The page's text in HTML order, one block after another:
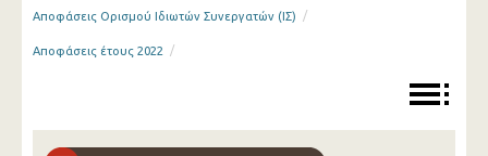
Αποφάσεις Ορισμού Ιδιωτών Συνεργατών (ΙΣ) /
Αποφάσεις έτους 2022 /